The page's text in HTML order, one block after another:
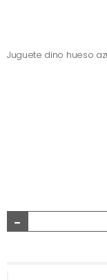
Juguete dino hueso
-